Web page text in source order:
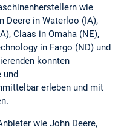
wie
Deere in Waterloo (IA),
Claas in Omaha (NE),
in Fargo (ND) und
konnten
und
erleben und mit
wie John Deere,